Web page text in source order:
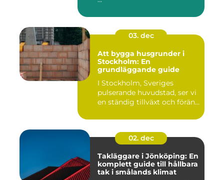
03. dec
Att bygga husgrunder i
Stockholm: En
grundläggande guide
I Stockholm, Sveriges
pulserande huvudstad, ser vi
en ständig tillväxt och förän...
02. dec
Takläggare i Jönköping: En
komplett guide till hållbara
tak i smålands klimat